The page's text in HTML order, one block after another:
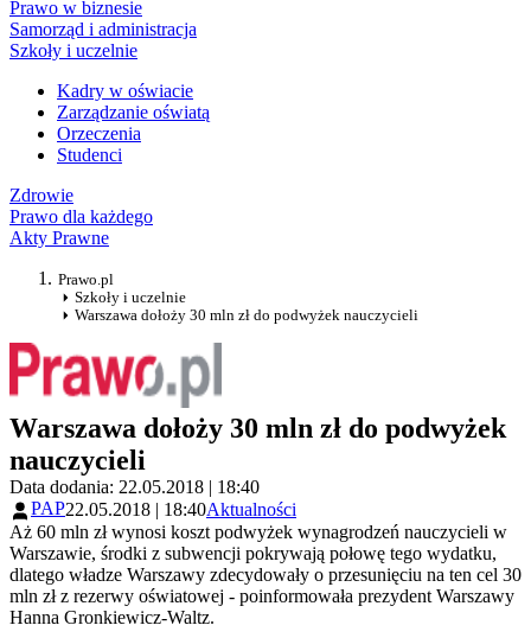
Prawo w biznesie
Samorząd i administracja
Szkoły i uczelnie
Kadry w oświacie
Zarządzanie oświatą
Orzeczenia
Studenci
Zdrowie
Prawo dla każdego
Akty Prawne
Prawo.pl
Szkoły i uczelnie
Warszawa dołoży 30 mln zł do podwyżek nauczycieli
Warszawa dołoży 30 mln zł do podwyżek
nauczycieli
Data dodania: 22.05.2018 | 18:40
PAP22.05.2018 | 18:40Aktualności
Aż 60 mln zł wynosi koszt podwyżek wynagrodzeń nauczycieli w
Warszawie, środki z subwencji pokrywają połowę tego wydatku,
dlatego władze Warszawy zdecydowały o przesunięciu na ten cel 30
mln zł z rezerwy oświatowej - poinformowała prezydent Warszawy
Hanna Gronkiewicz-Waltz.